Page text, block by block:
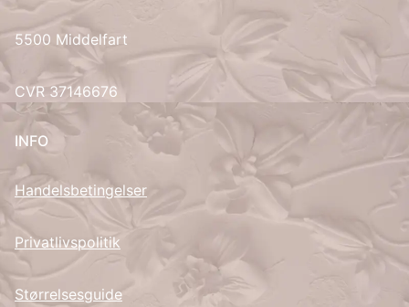
5500 Middelfart
CVR 37146676
INFO
Handelsbetingelser
Privatlivspolitik
Størrelsesguide